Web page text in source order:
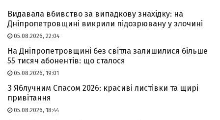
Видавала вбивство за випадкову знахідку: на
Дніпропетровщині викрили підозрювану у злочині
05.08.2026, 22:04
На Дніпропетровщині без світла залишилися більше
55 тисяч абонентів: що сталося
05.08.2026, 19:01
З Яблучним Спасом 2026: красиві листівки та щирі
привітання
05.08.2026, 18:44